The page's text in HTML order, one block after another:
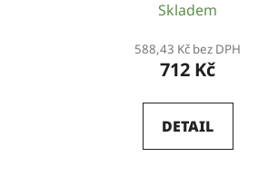
Skladem
588,43 Kč bez DPH
712 Kč
DETAIL